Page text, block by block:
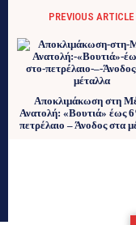
PREVIOUS ARTICLE
Αποκλιμάκωση στη
Ανατολή: «Βουτιά» έως
πετρέλαιο – Άνοδος στα